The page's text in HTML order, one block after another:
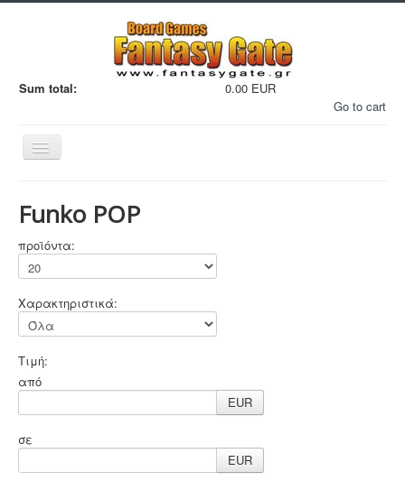
Sum total:
0.00 EUR
Go to cart
Εναλλαγή
πλοήγησης
Μινιατούρες
Sleeves
Funko POP
Funko POP
προϊόντα:
Χαρακτηριστικά:
Τιμή:
από
EUR
σε
EUR